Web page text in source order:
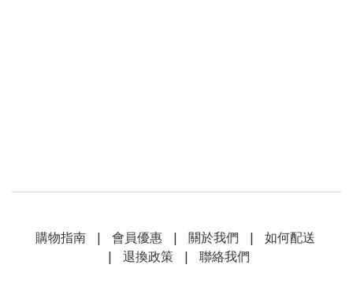
購物指南| 會員優惠| 關於我們 | 如何配送
| 退換政策 | 聯絡我們